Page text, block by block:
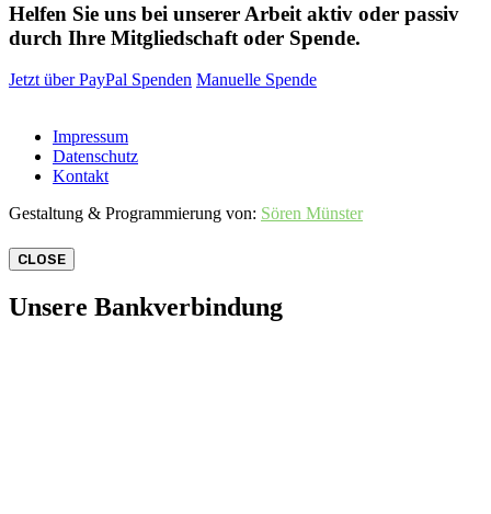
Helfen Sie uns bei unserer Arbeit aktiv oder passiv
durch Ihre Mitgliedschaft oder Spende.
Jetzt über PayPal Spenden Manuelle Spende
Impressum
Datenschutz
Kontakt
Gestaltung & Programmierung von: Sören Münster
CLOSE
Unsere Bankverbindung